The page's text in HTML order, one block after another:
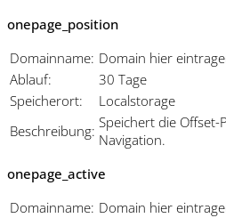
onepage_position
Domainname: Domain hier
Ablauf:
30 Tage
Speicherort:
Localstorage
Beschreibung: Speichert die
Navigation.
onepage_active
Domainname: Domain hier